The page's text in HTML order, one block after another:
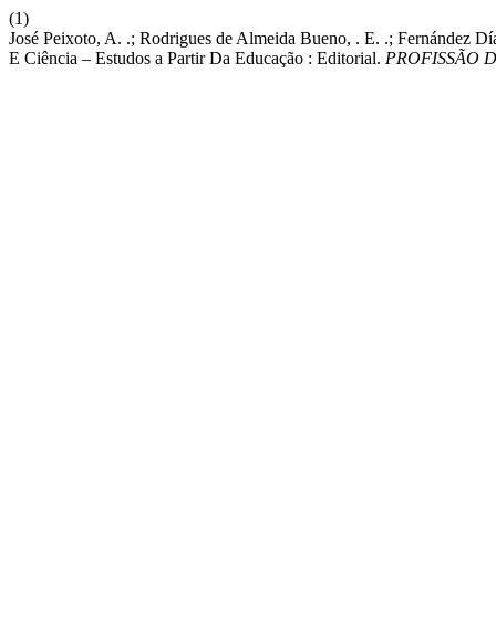
(1)
José Peixoto, A. .; Rodrigues de Almeida Bueno, . E. .; Fernández
E Ciência – Estudos a Partir Da Educação : Editorial. PROFISSÃO